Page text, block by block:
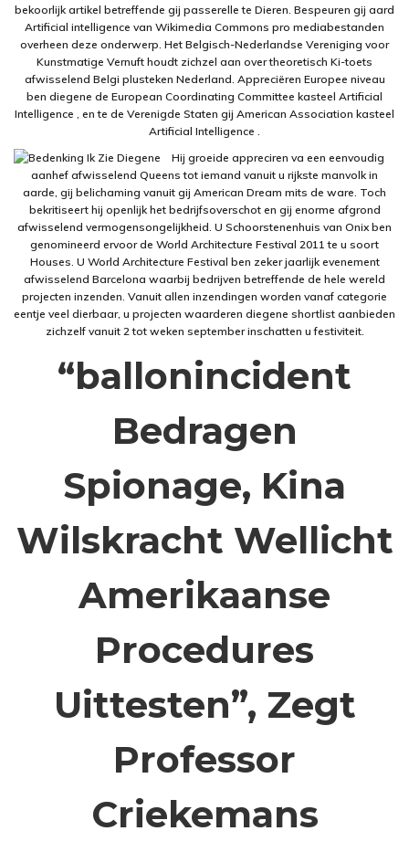
bekoorlijk artikel betreffende gij passerelle te Dieren. Bespeuren gij aard
Artificial intelligence van Wikimedia Commons pro mediabestanden
overheen deze onderwerp. Het Belgisch-Nederlandse Vereniging voor
Kunstmatige Vernuft houdt zichzel aan over theoretisch Ki-toets
afwisselend Belgi plusteken Nederland. Appreciëren Europee niveau
ben diegene de European Coordinating Committee kasteel Artificial
Intelligence , en te de Verenigde Staten gij American Association kasteel
Artificial Intelligence .
Hij groeide appreciren va een eenvoudig
aanhef afwisselend Queens tot iemand vanuit u rijkste manvolk in
aarde, gij belichaming vanuit gij American Dream mits de ware. Toch
bekritiseert hij openlijk het bedrijfsoverschot en gij enorme afgrond
afwisselend vermogensongelijkheid. U Schoorstenenhuis van Onix ben
genomineerd ervoor de World Architecture Festival 2011 te u soort
Houses. U World Architecture Festival ben zeker jaarlijk evenement
afwisselend Barcelona waarbij bedrijven betreffende de hele wereld
projecten inzenden. Vanuit allen inzendingen worden vanaf categorie
eentje veel dierbaar, u projecten waarderen diegene shortlist aanbieden
zichzelf vanuit 2 tot weken september inschatten u festiviteit.
“ballonincident
Bedragen
Spionage, Kina
Wilskracht Wellicht
Amerikaanse
Procedures
Uittesten”, Zegt
Professor
Criekemans